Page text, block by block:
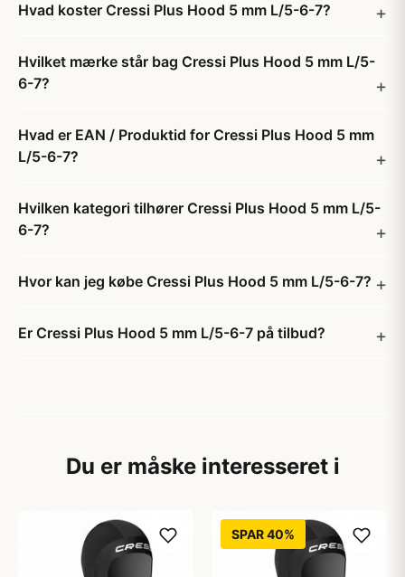
Hvad koster Cressi Plus Hood 5 mm L/5-6-7?
Hvilket mærke står bag Cressi Plus Hood 5 mm L/5-
6-7?
Hvad er EAN / Produktid for Cressi Plus Hood 5 mm
L/5-6-7?
Hvilken kategori tilhører Cressi Plus Hood 5 mm L/5-
6-7?
Hvor kan jeg købe Cressi Plus Hood 5 mm L/5-6-7?
Er Cressi Plus Hood 5 mm L/5-6-7 på tilbud?
Du er måske interesseret i
SPAR 40%